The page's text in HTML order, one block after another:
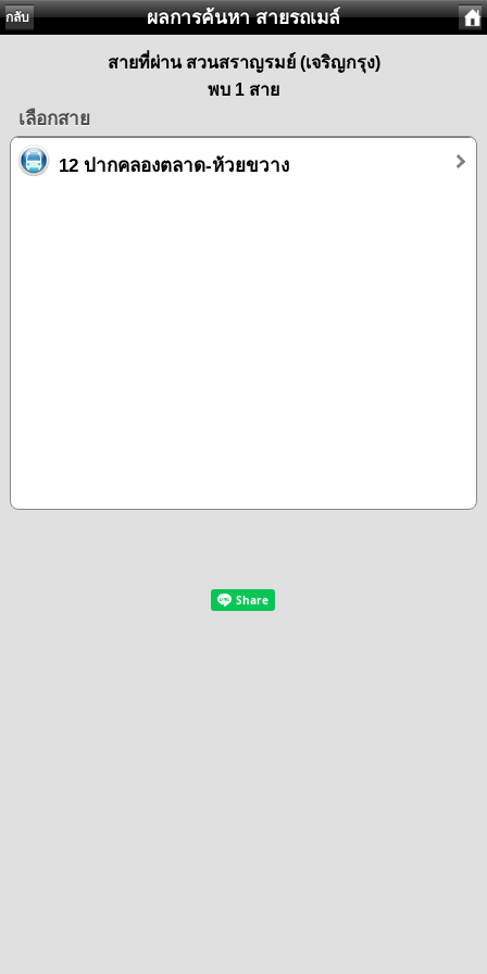
กลับ ผลการค้นหา สายรถเมล์
สายที่ผ่าน สวนสราญรมย์ (เจริญกรุง)
พบ 1 สาย
เลือกสาย
12 ปากคลองตลาด-ห้วยขวาง